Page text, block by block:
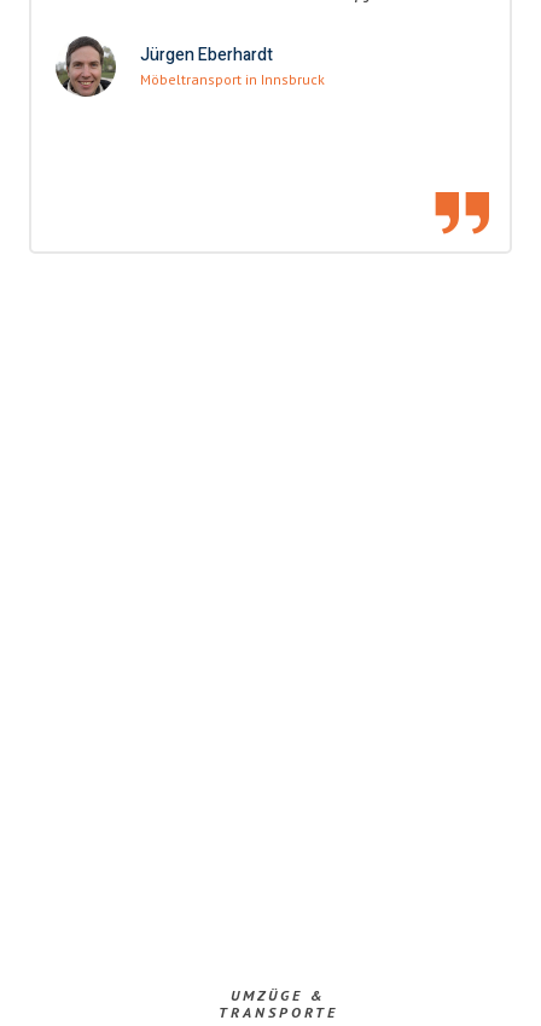
Jürgen Eberhardt
Möbeltransport in Innsbruck
UMZÜGE &
TRANSPORTE